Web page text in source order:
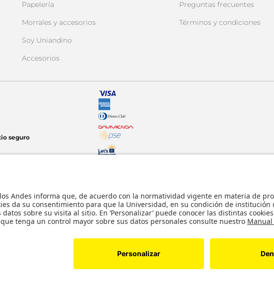
Papelería
Morrales y accesorios
Soy Uniandino
Accesorios
Preguntas frecuentes
Términos y condiciones
seguro
de 1964.
de 1949 Minjusticia.
© - Derechos Reservados: La presente obra, y
internacionales y nacionales vigentes sobre
comunicación pública, transformación,